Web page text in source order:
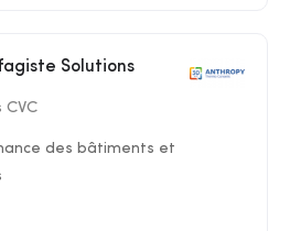
des bâtiments et